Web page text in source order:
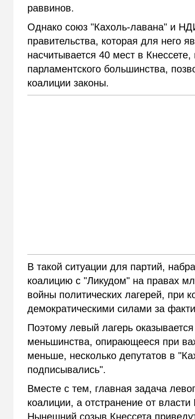
раввинов.
Однако союз "Кахоль-лавана" и
правительства, которая для него
насчитывается 40 мест в
парламентского большинства,
коалиции законы.
В такой ситуации для партий,
коалицию с "Ликудом" на правах
войны политических лагерей, при
демократическими силами за
Поэтому левый лагерь
меньшинства, опирающееся при
меньше, несколько депутатов в
подписывались".
Вместе с тем, главная задача
коалиции, а отстранение от
Нынешний созыв Кнессета